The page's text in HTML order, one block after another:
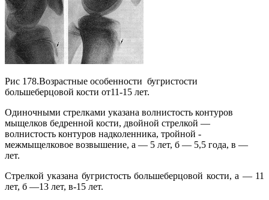
Рис 178.Возрастные особенности бугристости
большеберцовой кости от11-15 лет.
Одиночными стрелками указана волнистость контуров
мыщелков бедренной кости, двойной стрелкой —
волнистость контуров надколенника, тройной -
межмыщелковое возвышение, а — 5 лет, б — 5,5 года, в —
лет.
Стрелкой указана бугристость большеберцовой кости, а — 11
лет, б —13 лет, в-15 лет.